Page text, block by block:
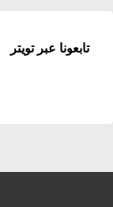
تابعونا عبر تويتر